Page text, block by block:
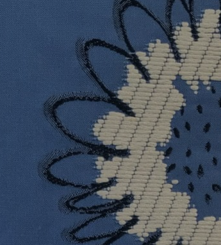
REFERENCES
PROFESSIONALS
FAQ
NEWS